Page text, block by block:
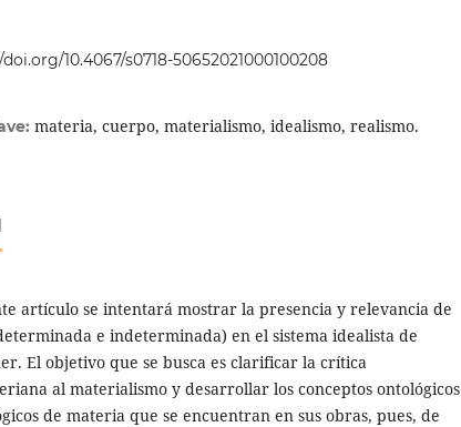
10.4067/s0718-50652021000100208
materia, cuerpo, materialismo, idealismo, realismo.
artículo se intentará mostrar la presencia y relevancia de
e indeterminada) en el sistema idealista de
El objetivo que se busca es clarificar la crítica
al materialismo y desarrollar los conceptos ontológicos
de materia que se encuentran en sus obras, pues, de